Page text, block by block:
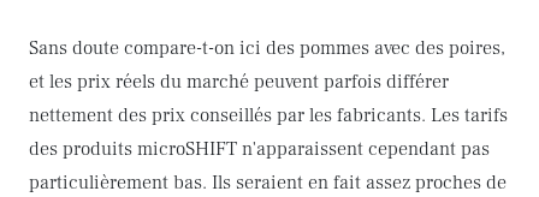
Sans doute compare-t-on ici des pommes avec des poires,
et les prix réels du marché peuvent parfois différer
nettement des prix conseillés par les fabricants. Les tarifs
des produits microSHIFT n'apparaissent cependant pas
particulièrement bas. Ils seraient en fait assez proches de